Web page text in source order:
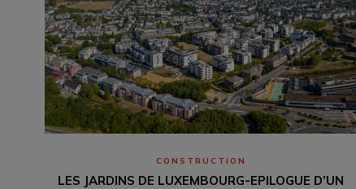
CONSTRUCTION
LES JARDINS DE LUXEMBOURG-EPILOGUE D’UN